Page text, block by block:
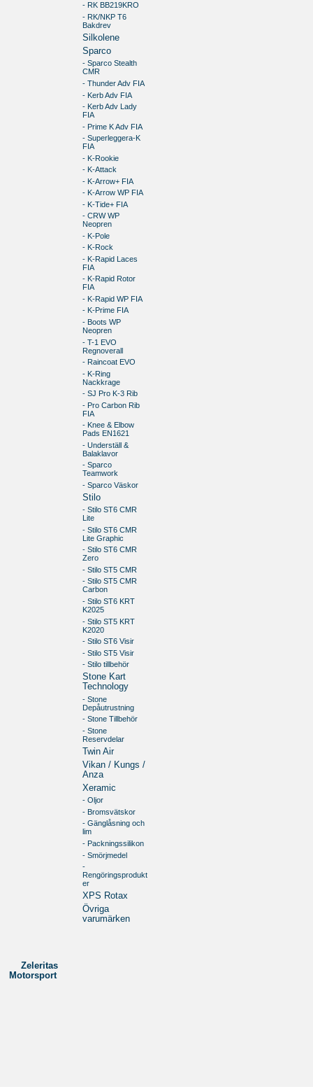
- RK BB219KRO
- RK/NKP T6
Bakdrev
Silkolene
Sparco
- Sparco Stealth
CMR
- Thunder Adv FIA
- Kerb Adv FIA
- Kerb Adv Lady
FIA
- Prime K Adv FIA
- Superleggera-K
FIA
- K-Rookie
- K-Attack
- K-Arrow+ FIA
- K-Arrow WP FIA
- K-Tide+ FIA
- CRW WP
Neopren
- K-Pole
- K-Rock
- K-Rapid Laces
FIA
- K-Rapid Rotor
FIA
- K-Rapid WP FIA
- K-Prime FIA
- Boots WP
Neopren
- T-1 EVO
Regnoverall
- Raincoat EVO
- K-Ring
Nackkrage
- SJ Pro K-3 Rib
- Pro Carbon Rib
FIA
- Knee & Elbow
Pads EN1621
- Underställ &
Balaklavor
- Sparco
Teamwork
- Sparco Väskor
Stilo
- Stilo ST6 CMR
Lite
- Stilo ST6 CMR
Lite Graphic
- Stilo ST6 CMR
Zero
- Stilo ST5 CMR
- Stilo ST5 CMR
Carbon
- Stilo ST6 KRT
K2025
- Stilo ST5 KRT
K2020
- Stilo ST6 Visir
- Stilo ST5 Visir
- Stilo tillbehör
Stone Kart
Technology
- Stone
Depåutrustning
- Stone Tillbehör
- Stone
Reservdelar
Twin Air
Vikan / Kungs /
Anza
Xeramic
- Oljor
- Bromsvätskor
- Gänglåsning och
lim
- Packningssilikon
- Smörjmedel
-
Rengöringsprodukt
er
XPS Rotax
Övriga
varumärken
Zeleritas
Motorsport